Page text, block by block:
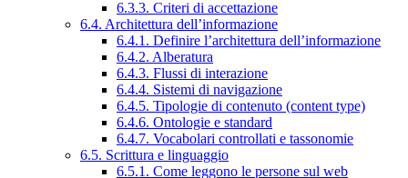
6.3.3. Criteri di accettazione
6.4. Architettura dell’informazione
6.4.1. Definire l’architettura dell’informazione
6.4.2. Alberatura
6.4.3. Flussi di interazione
6.4.4. Sistemi di navigazione
6.4.5. Tipologie di contenuto (content type)
6.4.6. Ontologie e standard
6.4.7. Vocabolari controllati e tassonomie
6.5. Scrittura e linguaggio
6.5.1. Come leggono le persone sul web